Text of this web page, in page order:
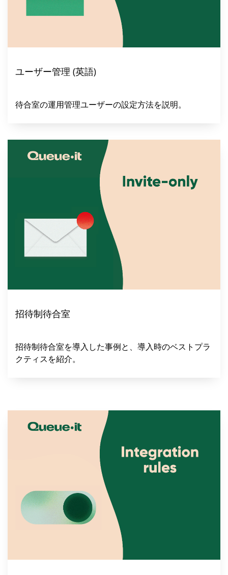
ユーザー管理 (英語)
待合室の運用管理ユーザーの設定方法を説明。
招待制待合室
招待制待合室を導入した事例と、導入時のベストプラ
クティスを紹介。